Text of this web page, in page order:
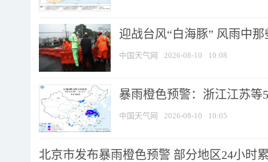
迎战台风“白海豚” 风雨中
中国天气网 2026-08-10 10:08
暴雨橙色预警：浙江江苏等
中国天气网 2026-08-10 10:05
北京市发布暴雨橙色预警 部分地区24小时